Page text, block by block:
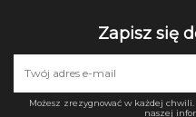
Zapisz się
Możesz zrezygnować w każdej
naszej